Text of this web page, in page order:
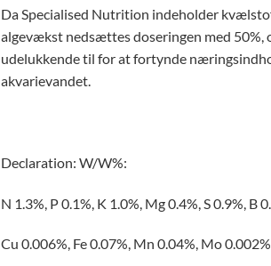
Da Specialised Nutrition indeholder
algevækst nedsættes doseringen med 50%,
udelukkende til for at fortynde
akvarievandet.
Declaration: W/W%:
N 1.3%, P 0.1%, K 1.0%, Mg 0.4%, S 0.9%, B
Cu 0.006%, Fe 0.07%, Mn 0.04%, Mo